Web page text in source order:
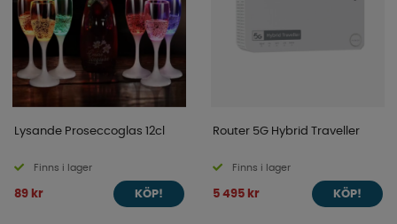
Lysande Proseccoglas 12cl
Finns i lager
89 kr KÖP!
Router 5G Hybrid Traveller
Finns i lager
5 495 kr KÖP!